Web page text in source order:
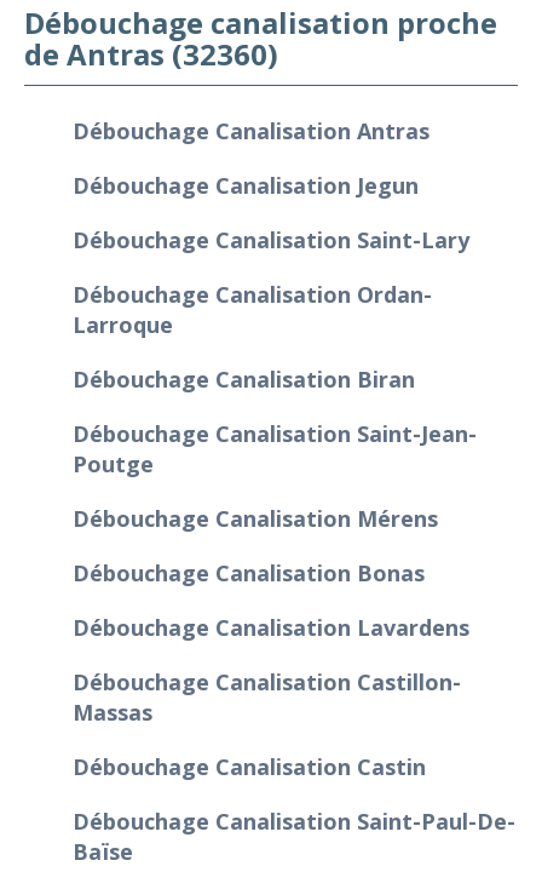
Débouchage canalisation proche
de Antras (32360)
Débouchage Canalisation Antras
Débouchage Canalisation Jegun
Débouchage Canalisation Saint-Lary
Débouchage Canalisation Ordan-
Larroque
Débouchage Canalisation Biran
Débouchage Canalisation Saint-Jean-
Poutge
Débouchage Canalisation Mérens
Débouchage Canalisation Bonas
Débouchage Canalisation Lavardens
Débouchage Canalisation Castillon-
Massas
Débouchage Canalisation Castin
Débouchage Canalisation Saint-Paul-De-
Baïse